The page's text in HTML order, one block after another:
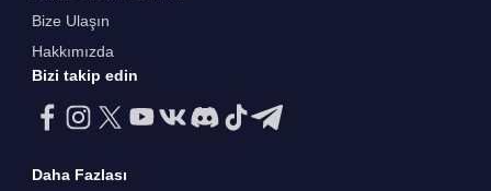
Bize Ulaşın
Hakkımızda
Bizi takip edin
Daha Fazlası